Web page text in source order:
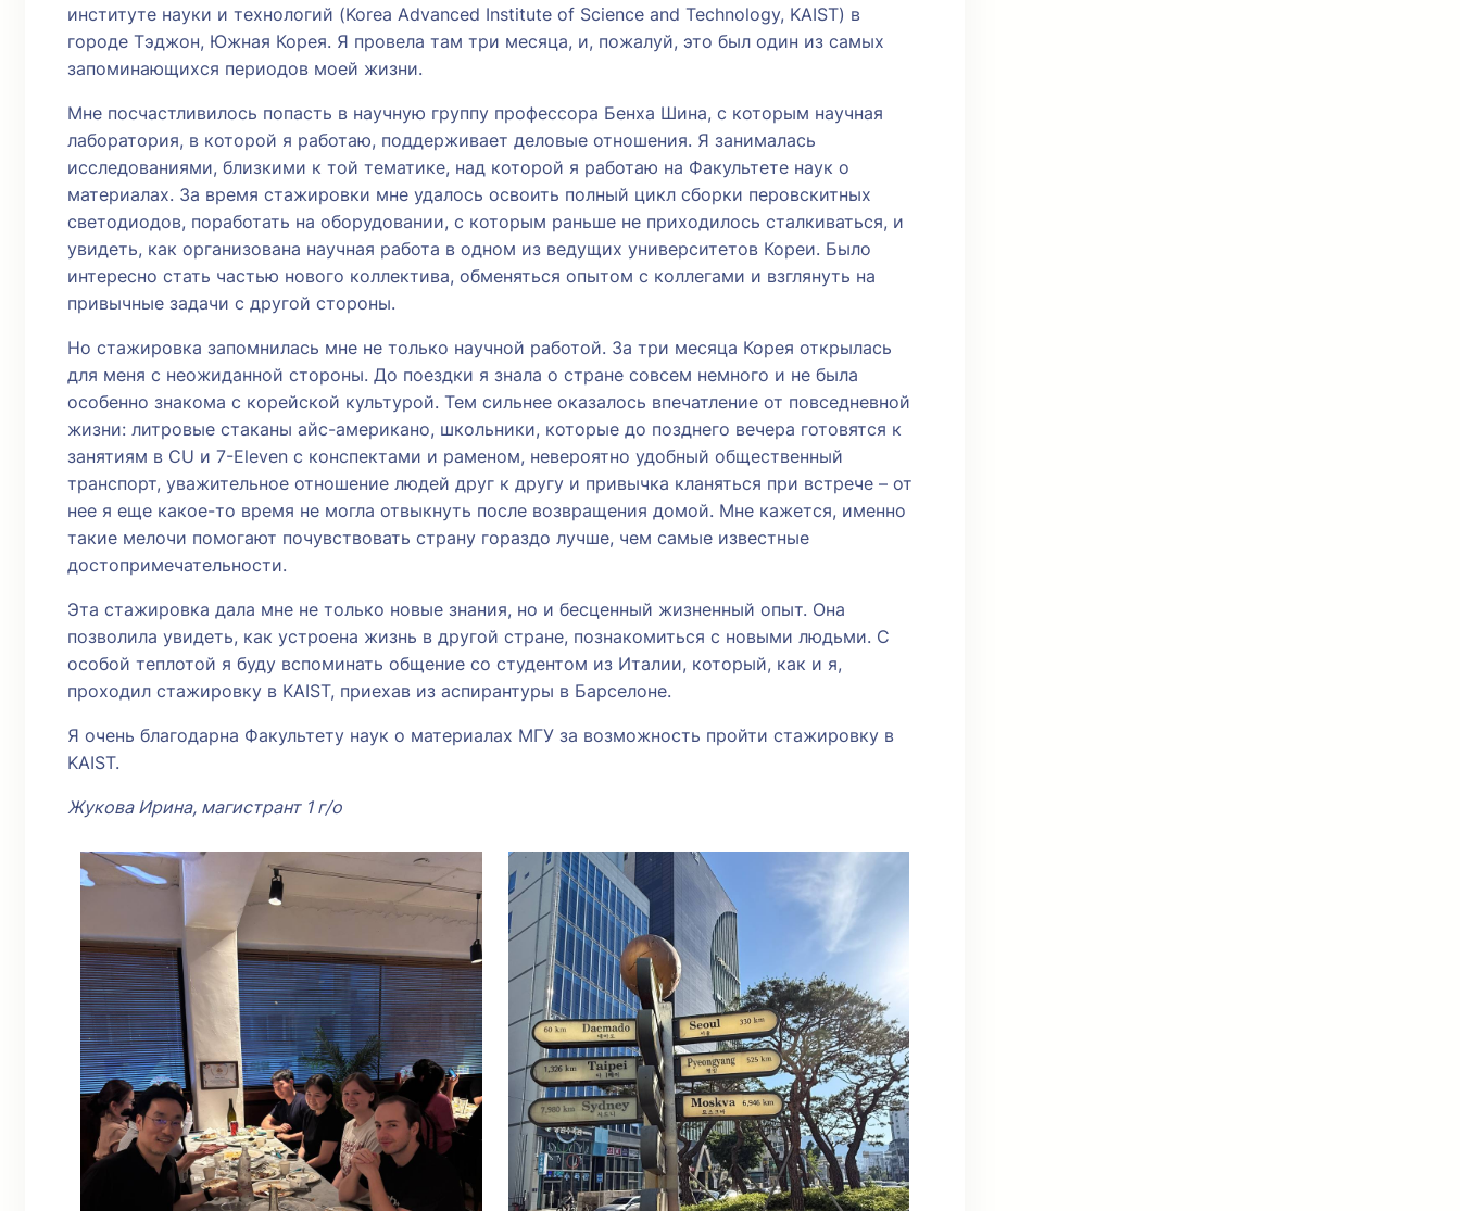
институте науки и технологий (Korea Advanced Institute of Science and Technology, KAIST) в
городе Тэджон, Южная Корея. Я провела там три месяца, и, пожалуй, это был один из самых
запоминающихся периодов моей жизни.
Мне посчастливилось попасть в научную группу профессора Бенха Шина, с которым научная
лаборатория, в которой я работаю, поддерживает деловые отношения. Я занималась
исследованиями, близкими к той тематике, над которой я работаю на Факультете наук о
материалах. За время стажировки мне удалось освоить полный цикл сборки перовскитных
светодиодов, поработать на оборудовании, с которым раньше не приходилось сталкиваться, и
увидеть, как организована научная работа в одном из ведущих университетов Кореи. Было
интересно стать частью нового коллектива, обменяться опытом с коллегами и взглянуть на
привычные задачи с другой стороны.
Но стажировка запомнилась мне не только научной работой. За три месяца Корея открылась
для меня с неожиданной стороны. До поездки я знала о стране совсем немного и не была
особенно знакома с корейской культурой. Тем сильнее оказалось впечатление от повседневной
жизни: литровые стаканы айс-американо, школьники, которые до позднего вечера готовятся к
занятиям в CU и 7-Eleven с конспектами и раменом, невероятно удобный общественный
транспорт, уважительное отношение людей друг к другу и привычка кланяться при встрече – от
нее я еще какое-то время не могла отвыкнуть после возвращения домой. Мне кажется, именно
такие мелочи помогают почувствовать страну гораздо лучше, чем самые известные
достопримечательности.
Эта стажировка дала мне не только новые знания, но и бесценный жизненный опыт. Она
позволила увидеть, как устроена жизнь в другой стране, познакомиться с новыми людьми. С
особой теплотой я буду вспоминать общение со студентом из Италии, который, как и я,
проходил стажировку в KAIST, приехав из аспирантуры в Барселоне.
Я очень благодарна Факультету наук о материалах МГУ за возможность пройти стажировку в
KAIST.
Жукова Ирина, магистрант 1 г/о